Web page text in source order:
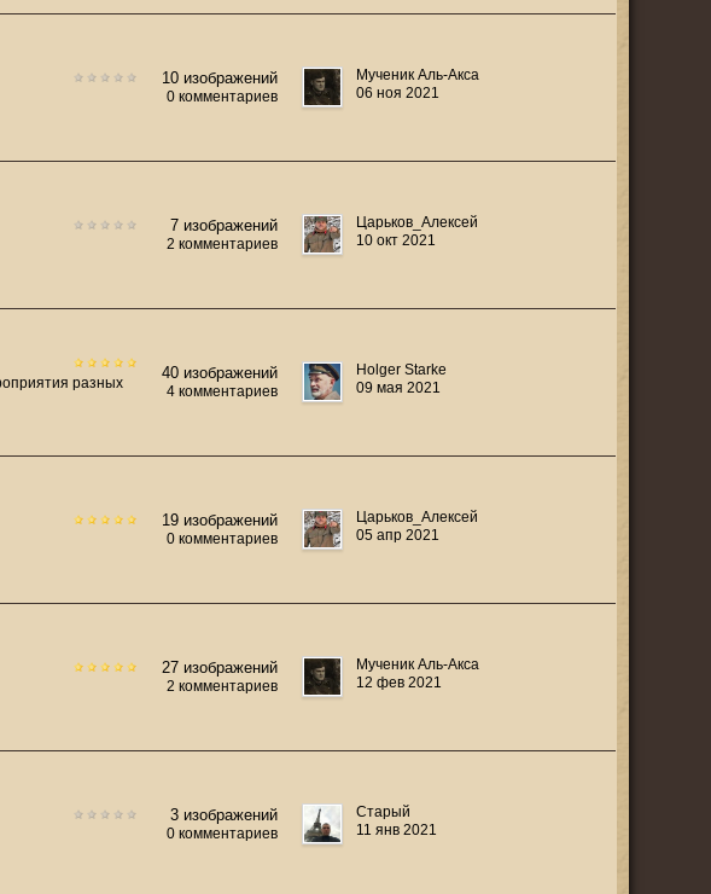
10 изображений
0 комментариев
Мученик Аль-Акса
06 ноя 2021
7 изображений
2 комментариев
Царьков_Алексей
10 окт 2021
разных
40 изображений
4 комментариев
Holger Starke
09 мая 2021
19 изображений
0 комментариев
Царьков_Алексей
05 апр 2021
27 изображений
2 комментариев
Мученик Аль-Акса
12 фев 2021
3 изображений
0 комментариев
Старый
11 янв 2021